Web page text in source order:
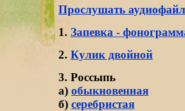
Прослушать аудиофайл
1. Запевка -
2. Кулик двойной
3. Россыпь
а) обыкновенная
б) серебристая